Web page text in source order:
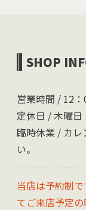
SHOP
営業時間 / 12
定休日 / 木曜日
臨時休業 / カレ
い。
当店は予約制
てご来店予定